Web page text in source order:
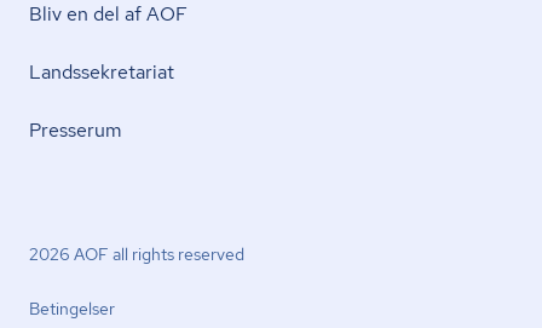
Bliv en del af AOF
Lands­se­kre­ta­ri­at
Presserum
2026 AOF all rights reserved
Betingelser